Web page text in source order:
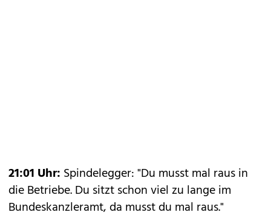
21:01 Uhr: Spindelegger: "Du musst mal raus in
die Betriebe. Du sitzt schon viel zu lange im
Bundeskanzleramt, da musst du mal raus."